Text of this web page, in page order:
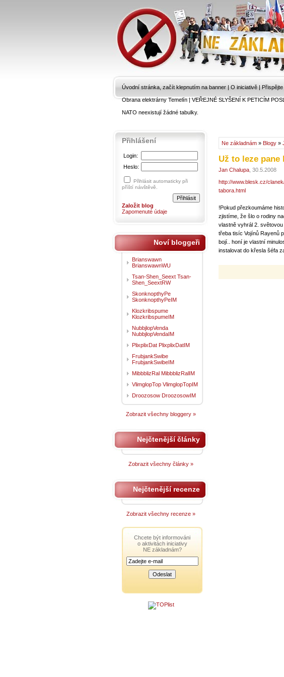
Úvodní stránka, začít klepnutím na banner | O iniciativě | Přispějte
Obrana elektrárny Temelín|VEŘEJNÉ SLYŠENÍ K PETICÍM
NATO neexistují žádné tabulky.
Ne základnám » Blogy »
Už to leze pane
Jan Chalupa , 30.5.2008
http://www.blesk.cz/
tabora.html
!Pokud přezkoumáme
zjistíme, že šlo o rodiny
vlastně vyhrál 2.
třeba tisíc Vojínů Rayenů
bojí.. honí je vlastní
instalovat do křesla šéfa
Přihlášení
Login:
Heslo:
Přihlásit automaticky při
příští návštěvě.
Založit blog
Zapomenuté údaje
Noví bloggeři
Brianswawn
BrianswawnWU
Tsan-Shen_Seext Tsan-
Shen_SeextRW
SkonknopthyPe
SkonknopthyPeIM
Klozkribspume
KlozkribspumeIM
NubbjlopVenda
NubbjlopVendaIM
PlixplixDat PlixplixDatIM
FrubjankSwibe
FrubjankSwibeIM
MibbblizRal MibbblizRalIM
VlimglopTop VlimglopTopIM
Droozosow DroozosowIM
Zobrazit všechny bloggery »
Nejčtenější články
Zobrazit všechny články »
Nejčtenější recenze
Zobrazit všechny recenze »
Chcete být informováni
o aktivitách iniciativy
NE základnám?